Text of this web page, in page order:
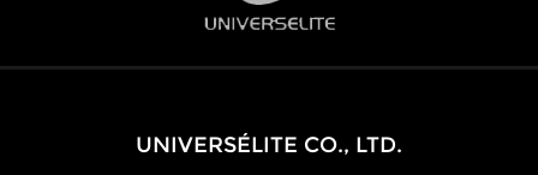
UNIVERSÉLITE CO., LTD.